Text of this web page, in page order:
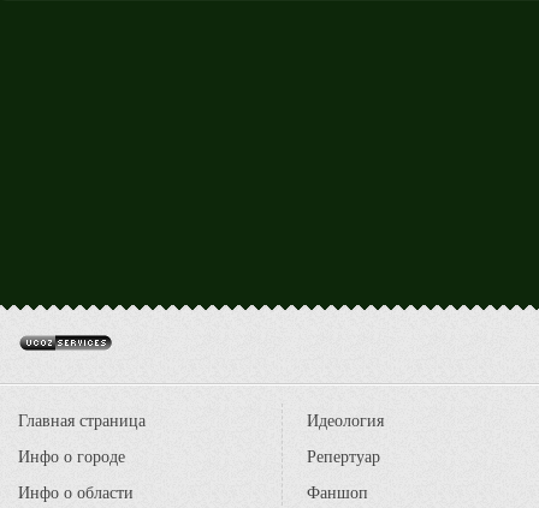
Главная страница
Инфо о городе
Инфо о области
Идеология
Репертуар
Фаншоп